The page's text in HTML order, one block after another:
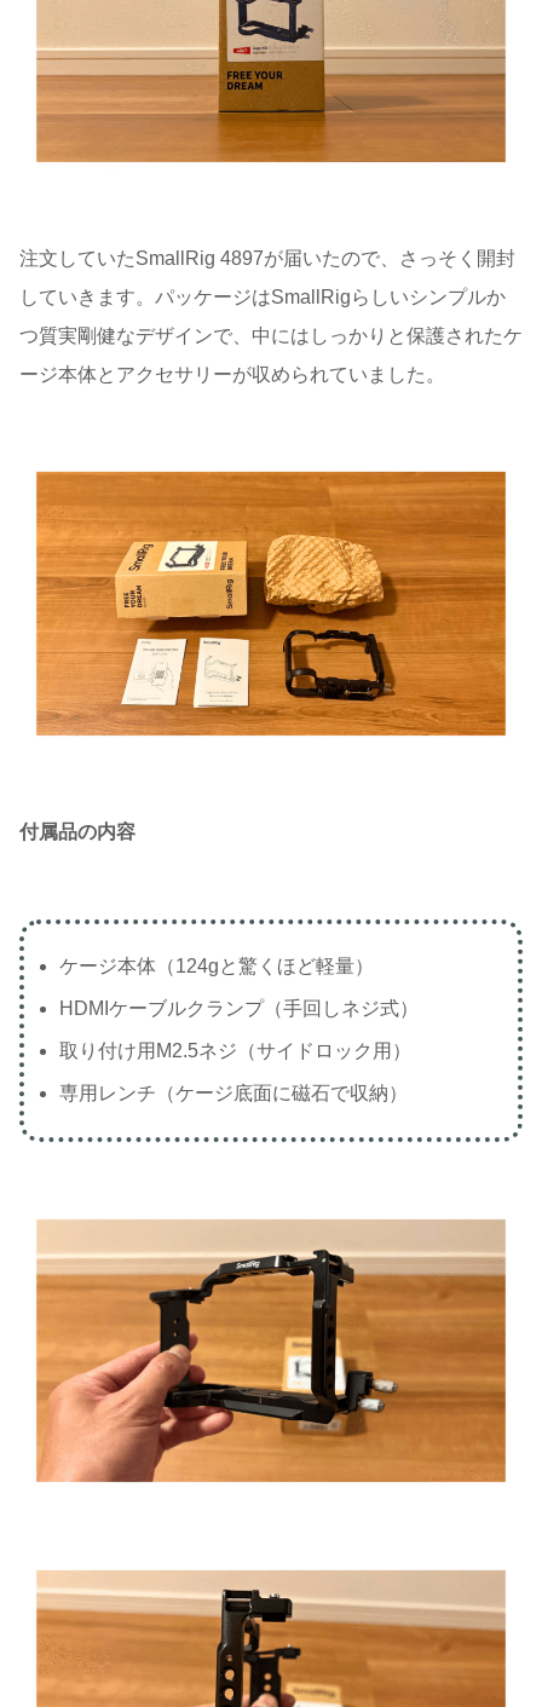
注文していたSmallRig 4897が届いたので、さっそく開封
していきます。パッケージはSmallRigらしいシンプルか
つ質実剛健なデザインで、中にはしっかりと保護されたケ
ージ本体とアクセサリーが収められていました。
付属品の内容
ケージ本体（124gと驚くほど軽量）
HDMIケーブルクランプ（手回しネジ式）
取り付け用M2.5ネジ（サイドロック用）
専用レンチ（ケージ底面に磁石で収納）